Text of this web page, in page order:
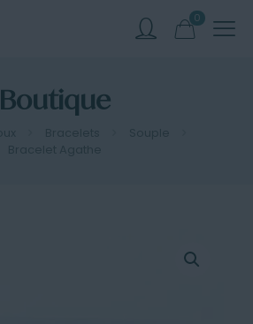
0
Boutique